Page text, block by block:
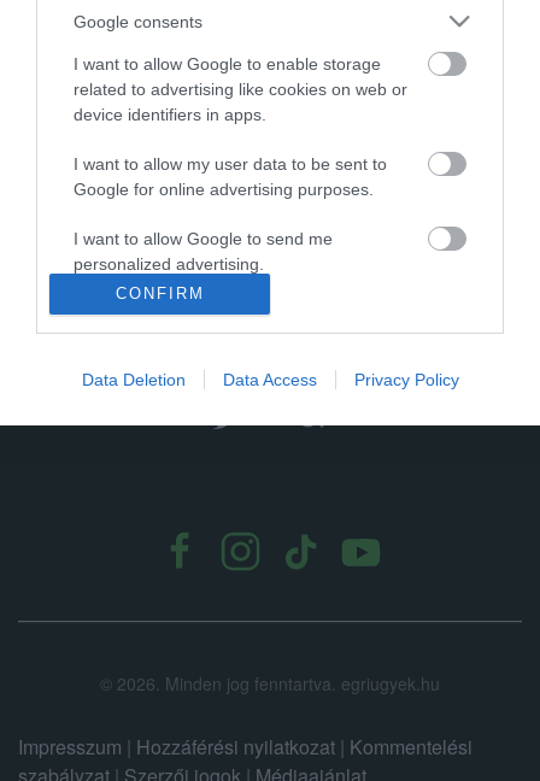
Google consents
I want to allow Google to enable storage
related to advertising like cookies on web or
device identifiers in apps.
I want to allow my user data to be sent to
Google for online advertising purposes.
I want to allow Google to send me
personalized advertising.
I want to allow Google to enable storage
related to analytics like cookies on web or
I want to allow Google to enable storage
CONFIRM
Data Deletion Data Access Privacy Policy
csokoládét kapja...
TELTHÁZAS HORRORÉJSZAKA AZ AGRIA MOZIBAN
2025. november 03| Csarnó Ákos |
Eger legrémisztőbb helyszínén borzongott a közönség! Idén is
megtelt az Agria Mozi Halloween éjszakáján – a város
legfélelmetesebb eseményére már napokkal korábban elfogytak a
© 2026. Minden jog fenntartva. egriugyek.hu
Impresszum | Hozzáférési nyilatkozat | Kommentelési
szabályzat | Szerzői jogok | Médiaajánlat